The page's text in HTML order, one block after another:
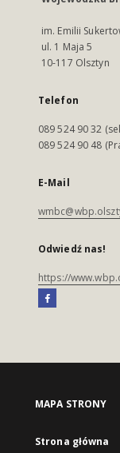
im. Emilii
ul. 1 Maja 5
10-117 Olsztyn
Telefon
089 524 90 32
089 524 90 48
E-Mail
Odwiedź nas!
https://
MAPA STRONY
Strona główna